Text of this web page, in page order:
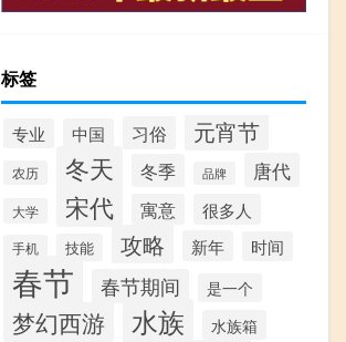
标签
专业 中国 习俗 元宵节
农历 冬天 冬季 品牌 唐代
大学 宋代 寓意 很多人
手机 技能 攻略 新年 时间
春节 春节期间 是一个
梦幻西游 水族 水族箱